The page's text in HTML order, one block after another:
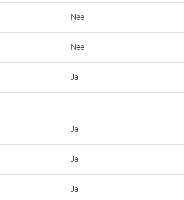
Nee
Nee
Ja
Ja
Ja
Ja